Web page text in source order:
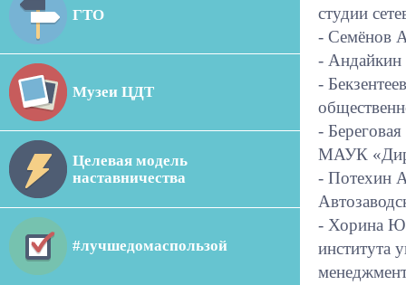
ГТО
Музеи ЦДТ
Целевая модель
наставничества
#лучшедомаспользой
студии
- Семёнов
- Андайкин
-
-
МАУК
- Потехин
- Хорина
института